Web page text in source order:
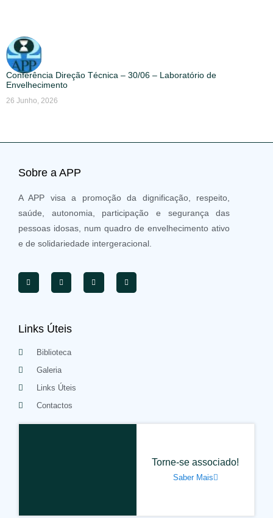
Conferência Direção Técnica – 30/06 – Laboratório de
Envelhecimento
26 Junho, 2026
Sobre a APP
A APP visa a promoção da dignificação, respeito,
saúde, autonomia, participação e segurança das
pessoas idosas, num quadro de envelhecimento ativo
e de solidariedade intergeracional.
Links Úteis
Biblioteca
Galeria
Links Úteis
Contactos
Torne-se associado!
Saber Mais